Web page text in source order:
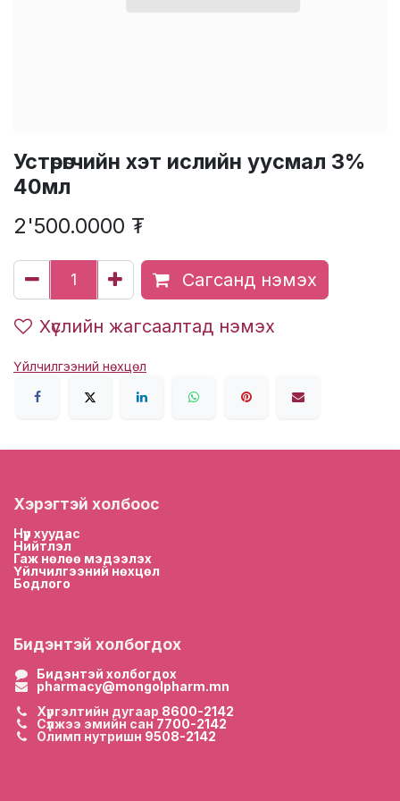
Устөрөгчийн хэт ислийн уусмал 3%
40мл
2'500.0000 ₮
Сагсанд нэмэх
Хүслийн жагсаалтад нэмэх
Үйлчилгээний нөхцөл
Хэрэгтэй холбоос
Нүүр хуудас
Нийтлэл
Гаж нөлөө мэдээлэх
Үйлчилгээний нөхцөл
Бодлого
Бидэнтэй холбогдох
Бидэнтэй холбогдох
pharmacy@mongolpharm.mn
Хүргэлтийн дугаар 8600-2142
Сүлжээ эмийн сан 7700-2142
Олимп нутришн 9508-2142